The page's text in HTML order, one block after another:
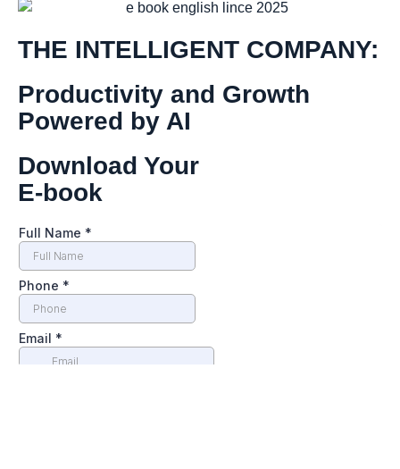
THE INTELLIGENT COMPANY:
Productivity and Growth
Powered by AI
Download Your
E-book